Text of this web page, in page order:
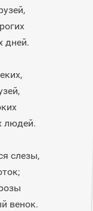
дней.
людей.
слезы,
венок.